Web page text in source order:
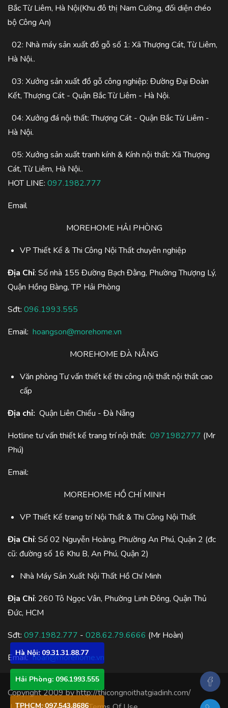
Hà Nội: 09.31.31.88.77
Hải Phòng: 096.1993.555
TPHCM: 097.543.8686
Bắc Từ Liêm, Hà Nội(Khu đô thị Nam Cường, đối diện chéo
bộ Công An)
02: Nhà máy sản xuất đồ gỗ số 1: Xã Thượng Cát, Từ Liêm,
Hà Nội..
03: Xưởng sản xuất đồ gỗ công nghiệp: Đường Đại Đoàn
Kết, Thượng Cát - Quận Bắc Từ Liêm - Hà Nội.
04: Xưởng đá nội thất: Thượng Cát - Quận Bắc Từ Liêm -
Hà Nội.
05: Xưởng sản xuất tranh kính & Kính nội thất: Xã Thượng
Cát, Từ Liêm, Hà Nội..
HOT LINE: 097.1982.777
Email
MOREHOME HẢI PHÒNG
VP Thiết Kế & Thi Công Nội Thất chuyên nghiệp
Địa Chỉ: Số nhà 155 Đường Bạch Đằng, Phường Thượng Lý,
Quận Hồng Bàng, TP Hải Phòng
Sđt: 096.1993.555
Email: hoangson@morehome.vn
MOREHOME ĐÀ NẴNG
Văn phòng Tư vấn thiết kế thi công nội thất nội thất cao
cấp
Địa chỉ: Quận Liên Chiểu - Đà Nẵng
Hotline tư vấn thiết kế trang trí nội thất: 0971982777 (Mr
Phú)
Email:
MOREHOME HỒ CHÍ MINH
VP Thiết Kế trang trí Nội Thất & Thi Công Nội Thất
Địa Chỉ: Số 02 Nguyễn Hoàng, Phường An Phú, Quận 2 (đc
cũ: đường số 16 Khu B, An Phú, Quận 2)
Nhà Máy Sản Xuất Nội Thất Hồ Chí Minh
Địa Chỉ: 260 Tô Ngọc Vân, Phường Linh Đông, Quận Thủ
Đức, HCM
Sđt: 097.1982.777 - 028.62.79.6666 (Mr Hoàn)
Email:hoan@morehome.vn
Copyright 2009 byhttp://thicongnoithatgiadinh.com/